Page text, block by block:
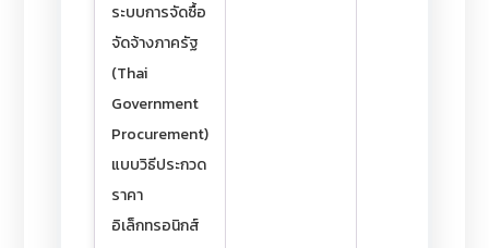
ระบบการจัดซื้อ
จัดจ้างภาครัฐ
(Thai
Government
Procurement)
แบบวิธีประกวด
ราคา
อิเล็กทรอนิกส์